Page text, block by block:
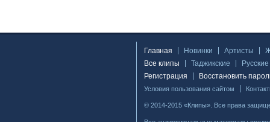
Главная Новинки Артисты
Все клипы
Таджикские
Русские
Регистрация
Восстановить
Условия пользования сайтом
© 2014-2015 «Клипы». Все права